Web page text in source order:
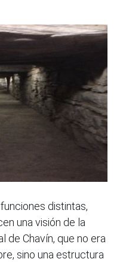
distintas,
una visión de la
de Chavín, que no era
sino una estructura